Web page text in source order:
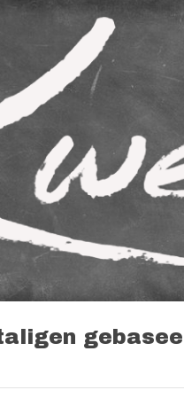
Skip to main content